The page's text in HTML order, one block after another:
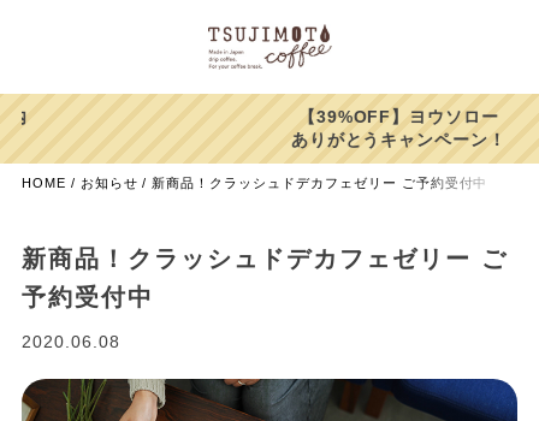
【39%OFF】ヨウソロー
ありがとうキャンペーン！
HOME お知らせ 新商品！クラッシュドデカフェゼリー ご予約受付中
新商品！クラッシュドデカフェゼリー ご
予約受付中
2020.06.08